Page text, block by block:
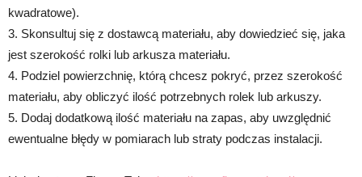
kwadratowe).
3. Skonsultuj się z dostawcą materiału, aby dowiedzieć się, jaka
jest szerokość rolki lub arkusza materiału.
4. Podziel powierzchnię, którą chcesz pokryć, przez szerokość
materiału, aby obliczyć ilość potrzebnych rolek lub arkuszy.
5. Dodaj dodatkową ilość materiału na zapas, aby uwzględnić
ewentualne błędy w pomiarach lub straty podczas instalacji.